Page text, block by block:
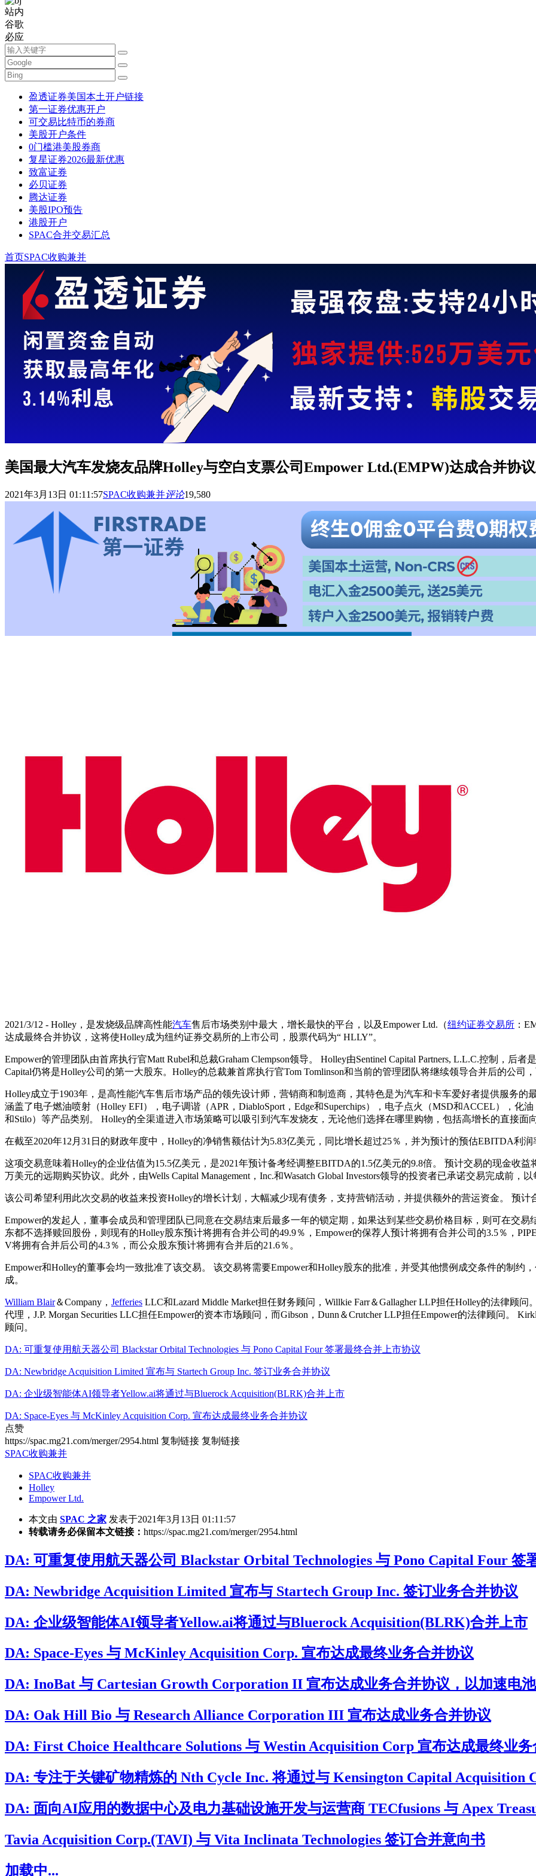
站内
谷歌
必应
盈透证券美国本土开户链接
第一证券优惠开户
可交易比特币的券商
美股开户条件
0门槛港美股券商
复星证券2026最新优惠
致富证券
必贝证券
腾达证券
美股IPO预告
港股开户
SPAC合并交易汇总
首页SPAC收购兼并
美国最大汽车发烧友品牌Holley与空白支票公司Empower Ltd.(EMPW)达成合并协
2021年3月13日 01:11:57SPAC收购兼并评论19,580
2021/3/12 - Holley，是发烧级品牌高性能汽车售后市场类别中最大，增长最快的平台，以及Empower Ltd.（纽约证券交易所 ：
达成最终合并协议，这将使Holley成为纽约证券交易所的上市公司，股票代码为“ HLLY”。
Empower的管理团队由首席执行官Matt Rubel和总裁Graham Clempson领导。 Holley由Sentinel Capital Partners, L.L.C.控制，后
Capital仍将是Holley公司的第一大股东。Holley的总裁兼首席执行官Tom Tomlinson和当前的管理团队将继续领导合并后的公司
Holley成立于1903年，是高性能汽车售后市场产品的领先设计师，营销商和制造商，其特色是为汽车和卡车爱好者提供服务
涵盖了电子燃油喷射（Holley EFI），电子调谐（APR，DiabloSport，Edge和Superchips），电子点火（MSD和ACCEL），化
和Stilo）等产品类别。 Holley的全渠道进入市场策略可以吸引到汽车发烧友，无论他们选择在哪里购物，包括高增长的直接面
在截至2020年12月31日的财政年度中，Holley的净销售额估计为5.83亿美元，同比增长超过25％，并为预计的预估EBITDA利
这项交易意味着Holley的企业估值为15.5亿美元，是2021年预计备考经调整EBITDA的1.5亿美元的9.8倍。 预计交易的现金收益
万美元的远期购买协议。此外，由Wells Capital Management，Inc.和Wasatch Global Investors领导的投资者已承诺交易完成前，
该公司希望利用此次交易的收益来投资Holley的增长计划，大幅减少现有债务，支持营销活动，并提供额外的营运资金。 预
Empower的发起人，董事会成员和管理团队已同意在交易结束后最多一年的锁定期，如果达到某些交易价格目标，则可在交易
东都不选择赎回股份，则现有的Holley股东预计将拥有合并公司的49.9％，Empower的保荐人预计将拥有合并公司的3.5％，
V将拥有合并后公司的4.3％，而公众股东预计将拥有合并后的21.6％。
Empower和Holley的董事会均一致批准了该交易。 该交易将需要Empower和Holley股东的批准，并受其他惯例成交条件的制约
成。
William Blair＆Company， Jefferies LLC和Lazard Middle Market担任财务顾问，Willkie Farr＆Gallagher LLP担任Holley的法律顾问
代理，J.P. Morgan Securities LLC担任Empower的资本市场顾问，而Gibson，Dunn＆Crutcher LLP担任Empower的法律顾问。
顾问。
DA: 可重复使用航天器公司 Blackstar Orbital Technologies 与 Pono Capital Four 签署最终合并上市协议
DA: Newbridge Acquisition Limited 宣布与 Startech Group Inc. 签订业务合并协议
DA: 企业级智能体AI领导者Yellow.ai将通过与Bluerock Acquisition(BLRK)合并上市
DA: Space-Eyes 与 McKinley Acquisition Corp. 宣布达成最终业务合并协议
点赞
https://spac.mg21.com/merger/2954.html 复制链接 复制链接
SPAC收购兼并
SPAC收购兼并
Holley
Empower Ltd.
本文由 SPAC 之家 发表于2021年3月13日 01:11:57
转载请务必保留本文链接： https://spac.mg21.com/merger/2954.html
DA: 可重复使用航天器公司 Blackstar Orbital Technologies 与 Pono Capital Four 签
DA: Newbridge Acquisition Limited 宣布与 Startech Group Inc. 签订业务合并协议
DA: 企业级智能体AI领导者Yellow.ai将通过与Bluerock Acquisition(BLRK)合并上市
DA: Space-Eyes 与 McKinley Acquisition Corp. 宣布达成最终业务合并协议
DA: InoBat 与 Cartesian Growth Corporation II 宣布达成业务合并协议，以加速电
DA: Oak Hill Bio 与 Research Alliance Corporation III 宣布达成业务合并协议
DA: First Choice Healthcare Solutions 与 Westin Acquisition Corp 宣布达成最终业
DA: 专注于关键矿物精炼的 Nth Cycle Inc. 将通过与 Kensington Capital Acquisition
DA: 面向AI应用的数据中心及电力基础设施开发与运营商 TECfusions 与 Apex
Tavia Acquisition Corp.(TAVI) 与 Vita Inclinata Technologies 签订合并意向书
加载中...